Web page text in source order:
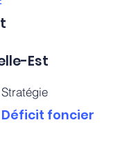
Est
Stratégie
Déficit foncier